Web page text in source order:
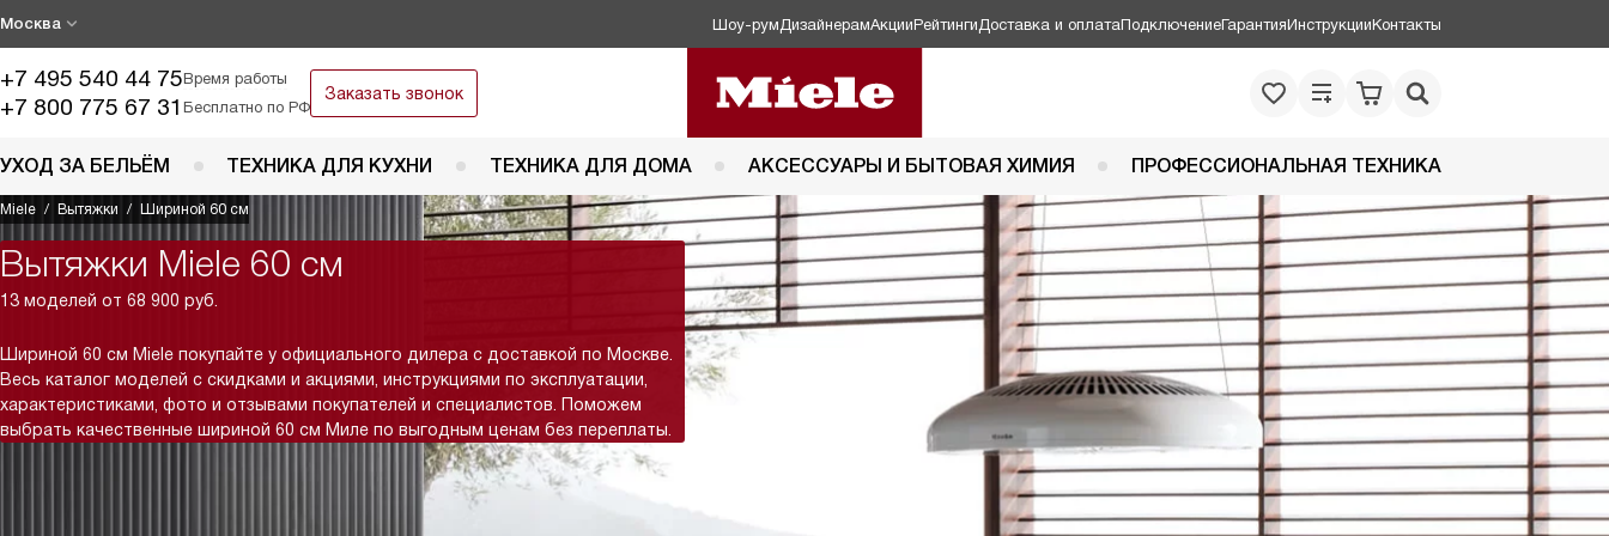
Москва Шоу-рум ДизайнерамАкцииРейтинги Доставка и оплатаПодключениеГарантияИнструкцииКонтакты
+7 495 540 44 75Время работы
+7 800 775 67 31 Бесплатно по РФ
Заказать звонок
УХОД ЗА БЕЛЬЁМ ТЕХНИКА ДЛЯ КУХНИ ТЕХНИКА ДЛЯ ДОМА АКСЕССУАРЫ И БЫТОВАЯ ХИМИЯ ПРОФЕССИОНАЛЬНАЯ ТЕХНИКА
Miele Вытяжки Шириной 60 см
Вытяжки Miele 60 см
13 моделей от 68 900 руб.
Шириной 60 см Miele покупайте у официального дилера с доставкой по Москве.
Весь каталог моделей с скидками и акциями, инструкциями по эксплуатации,
характеристиками, фото и отзывами покупателей и специалистов. Поможем
выбрать качественные шириной 60 см Миле по выгодным ценам без переплаты.